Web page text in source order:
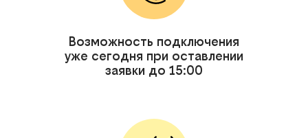
Возможность подключения
уже сегодня при оставлении
заявки до 15:00